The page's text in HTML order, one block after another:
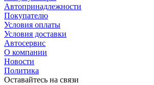
Автопринадлежности
Покупателю
Условия оплаты
Условия доставки
Автосервис
О компании
Новости
Политика
Оставайтесь на связи